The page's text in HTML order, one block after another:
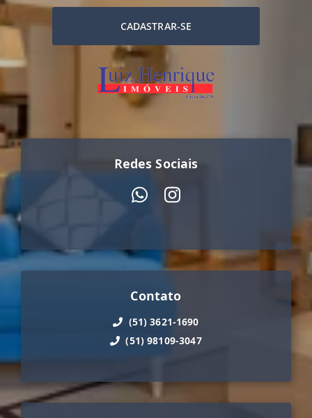
CADASTRAR-SE
Redes Sociais
Contato
(51) 3621-1690
(51) 98109-3047